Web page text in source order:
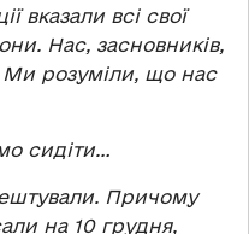
вказали всі свої
Нас, засновників,
Ми розуміли, що нас
сидіти…
Причому
на 10 грудня,